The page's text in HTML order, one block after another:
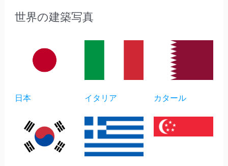
世界の建築写真
日本 イタリア カタール